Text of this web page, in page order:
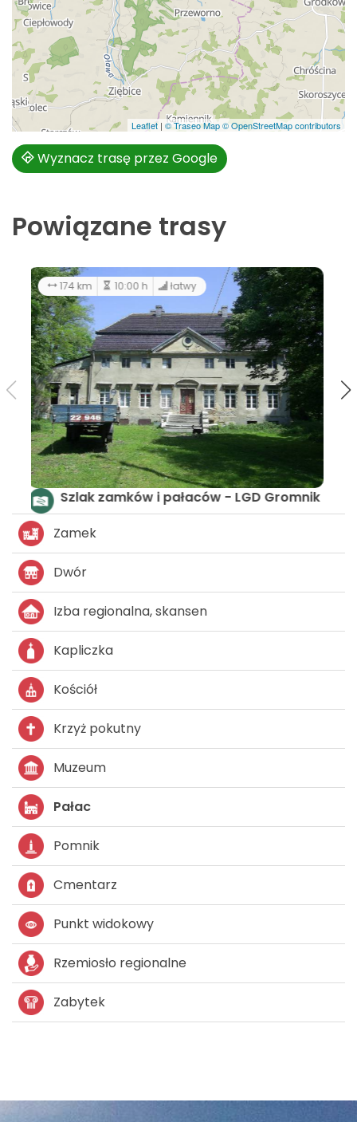
Leaflet | © Traseo Map© OpenStreetMap contributors
Wyznacz trasę przez Google
Powiązane trasy
174 km 10:00 h łatwy
Szlak zamków i pałaców - LGD Gromnik
Zamek
Dwór
Izba regionalna, skansen
Kapliczka
Kościół
Krzyż pokutny
Muzeum
Pałac
Pomnik
Cmentarz
Punkt widokowy
Rzemiosło regionalne
Zabytek